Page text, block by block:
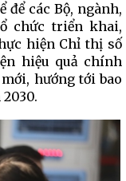
các Bộ, ngành,
chức triển khai,
hiện Chỉ thị số
hiệu quả chính
hướng tới bao